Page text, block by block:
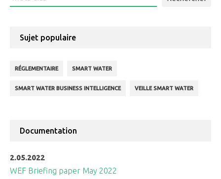
:
Sujet populaire
RÉGLEMENTAIRE SMART WATER
SMART WATER BUSINESS INTELLIGENCE VEILLE SMART WATER
Documentation
2.05.2022
WEF Briefing paper May 2022